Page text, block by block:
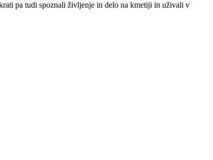
pa tudi spoznali življenje in delo na kmetiji in uživali v